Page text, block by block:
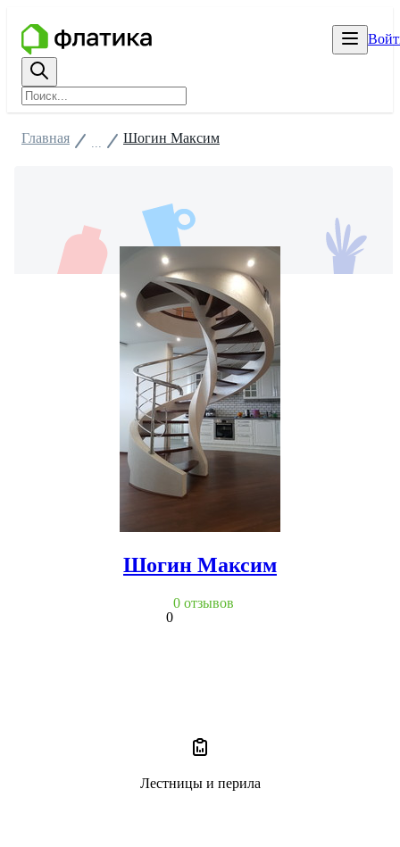
Главная Шогин Максим
Шогин Максим
0
0 отзывов
Лестницы и перила